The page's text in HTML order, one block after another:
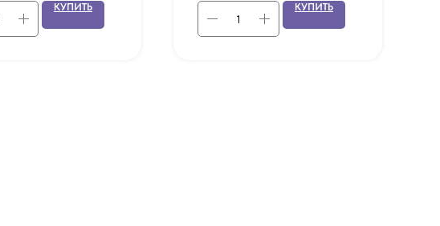
КУПИТЬ КУПИТЬ